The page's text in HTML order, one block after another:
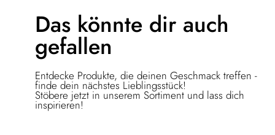
Das könnte dir auch
gefallen
Entdecke Produkte, die deinen Geschmack treffen -
finde dein nächstes Lieblingsstück!
Stöbere jetzt in unserem Sortiment und lass dich
inspirieren!